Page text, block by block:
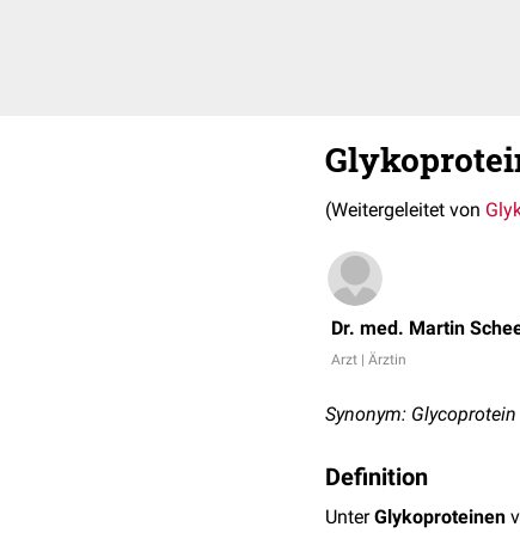
(Weitergeleitet von
Dr. med. Martin
Arzt | Ärztin
Synonym: Glycoprotein
Definition
UnterGlykoproteinen